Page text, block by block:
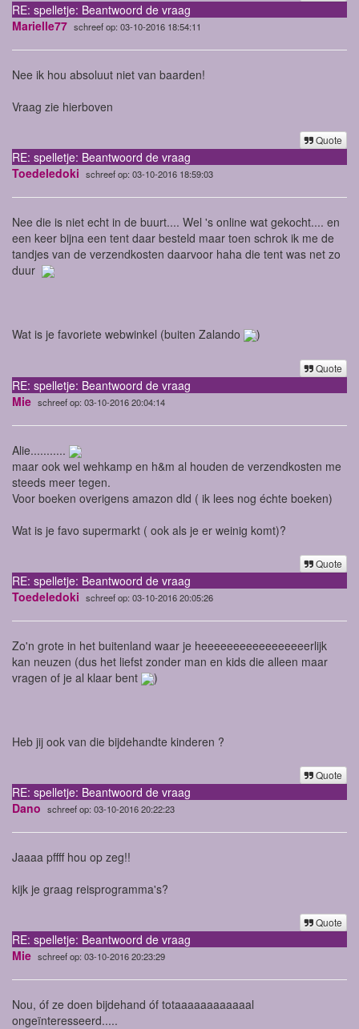
RE: spelletje: Beantwoord de vraag
Marielle77 schreef op: 03-10-2016 18:54:11
Nee ik hou absoluut niet van baarden!
Vraag zie hierboven
Quote
RE: spelletje: Beantwoord de vraag
Toedeledoki schreef op: 03-10-2016 18:59:03
Nee die is niet echt in de buurt.... Wel 's online wat gekocht.... en
een keer bijna een tent daar besteld maar toen schrok ik me de
tandjes van de verzendkosten daarvoor haha die tent was net zo
duur
Wat is je favoriete webwinkel (buiten Zalando )
Quote
RE: spelletje: Beantwoord de vraag
Mie schreef op: 03-10-2016 20:04:14
Alie...........
maar ook wel wehkamp en h&m al houden de verzendkosten me
steeds meer tegen.
Voor boeken overigens amazon dld ( ik lees nog échte boeken)
Wat is je favo supermarkt ( ook als je er weinig komt)?
Quote
RE: spelletje: Beantwoord de vraag
Toedeledoki schreef op: 03-10-2016 20:05:26
Zo'n grote in het buitenland waar je heeeeeeeeeeeeeeeeerlijk
kan neuzen (dus het liefst zonder man en kids die alleen maar
vragen of je al klaar bent
)
Heb jij ook van die bijdehandte kinderen ?
Quote
RE: spelletje: Beantwoord de vraag
Dano schreef op: 03-10-2016 20:22:23
Jaaaa pffff hou op zeg!!
kijk je graag reisprogramma's?
Quote
RE: spelletje: Beantwoord de vraag
Mie schreef op: 03-10-2016 20:23:29
Nou, óf ze doen bijdehand óf totaaaaaaaaaaaal
ongeïnteresseerd.....